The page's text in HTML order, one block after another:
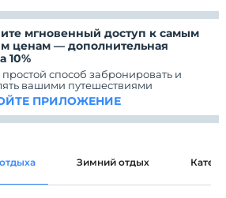
мгновенный доступ к самым
ценам — дополнительная
10%
способ забронировать и
вашими путешествиями
ПРИЛОЖЕНИЕ
Зимний отдых